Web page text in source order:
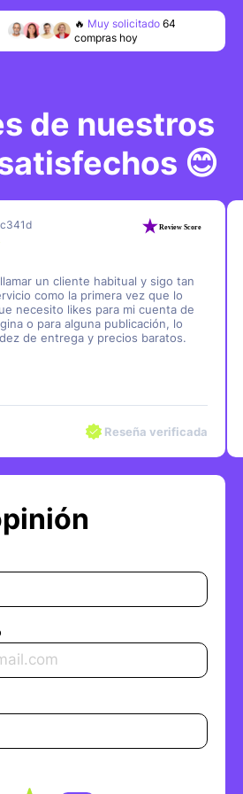
🔥 Muy solicitado 80
compras hoy
👍0clientes
de nuestros
😊
un cliente habitual y sigo tan
como la primera vez que lo
necesito likes para mi cuenta de
o para alguna publicación, lo
de entrega y precios baratos.
Reseña verificada